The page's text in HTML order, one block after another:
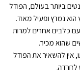
ביותר בעולם, הפודל
הוא נמרץ ופעיל מאוד.
כלבים אחרים למרות
שהוא מכיר.
אין להשאיר את הפודל
לחרדה.